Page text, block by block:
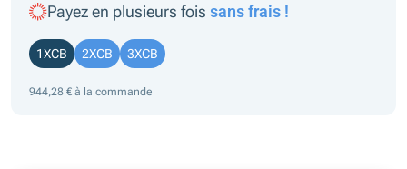
Payez en plusieurs fois sans frais !
1XCB 2XCB 3XCB
944,28 € à la commande